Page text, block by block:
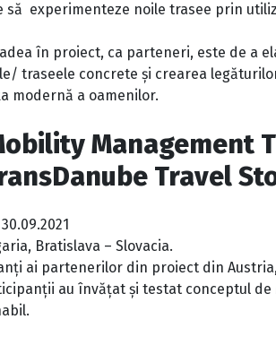
să experimenteze noile trasee prin
în proiect, ca parteneri, este de a
traseele concrete și crearea
modernă a oamenilor.
Management
Travel
Bratislava – Slovacia.
ai partenerilor din proiect din
au învățat și testat conceptul